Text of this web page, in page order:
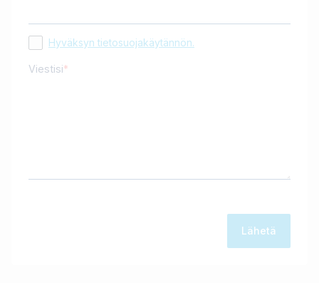
Hyväksyn tietosuojakäytännön.
Viestisi